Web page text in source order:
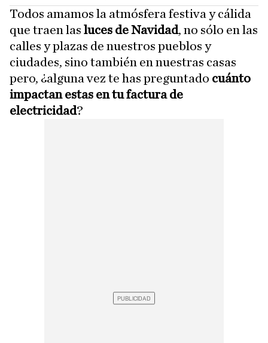
Todos amamos la atmósfera festiva y cálida
que traen las luces de Navidad, no sólo en las
calles y plazas de nuestros pueblos y
ciudades, sino también en nuestras casas
pero, ¿alguna vez te has preguntado cuánto
impactan estas en tu factura de
electricidad?